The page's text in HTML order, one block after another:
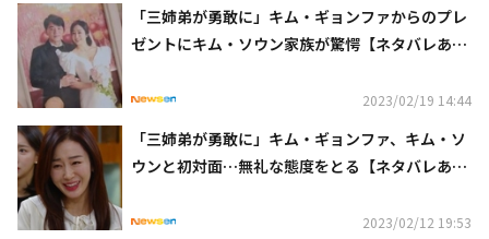
「三姉弟が勇敢に」キム・ギョンファからのプレ
ゼントにキム・ソウン家族が驚愕【ネタバレあ
2023/02/19 14:44
「三姉弟が勇敢に」キム・ギョンファ、キム・ソ
ウンと初対面…無礼な態度をとる【ネタバレあ
2023/02/12 19:53